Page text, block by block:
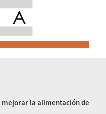
mejorar la alimentación de